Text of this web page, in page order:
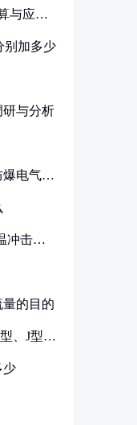
与应用
别加多少
与分析
电气设
冲击要
的目的
、J型、
少